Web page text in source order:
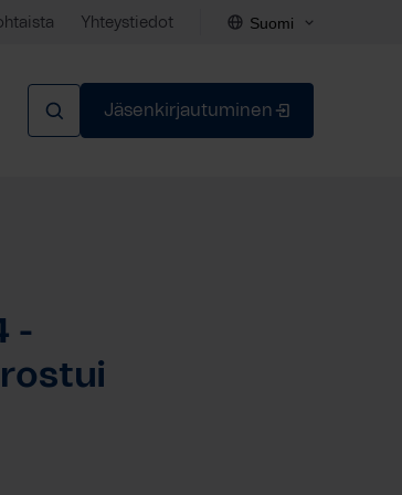
Yhteystiedot Suomi
Jäsenkirjautuminen
-